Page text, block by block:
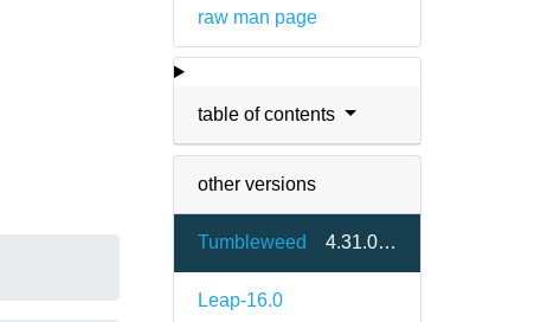
raw man page
table of contents
other versions
Tumbleweed 4.31.0-1.2
Leap-16.0